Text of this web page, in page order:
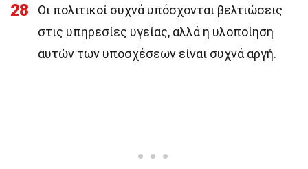
28
Οι πολιτικοί συχνά υπόσχονται βελτιώσεις
στις υπηρεσίες υγείας, αλλά η υλοποίηση
αυτών των υποσχέσεων είναι συχνά αργή.